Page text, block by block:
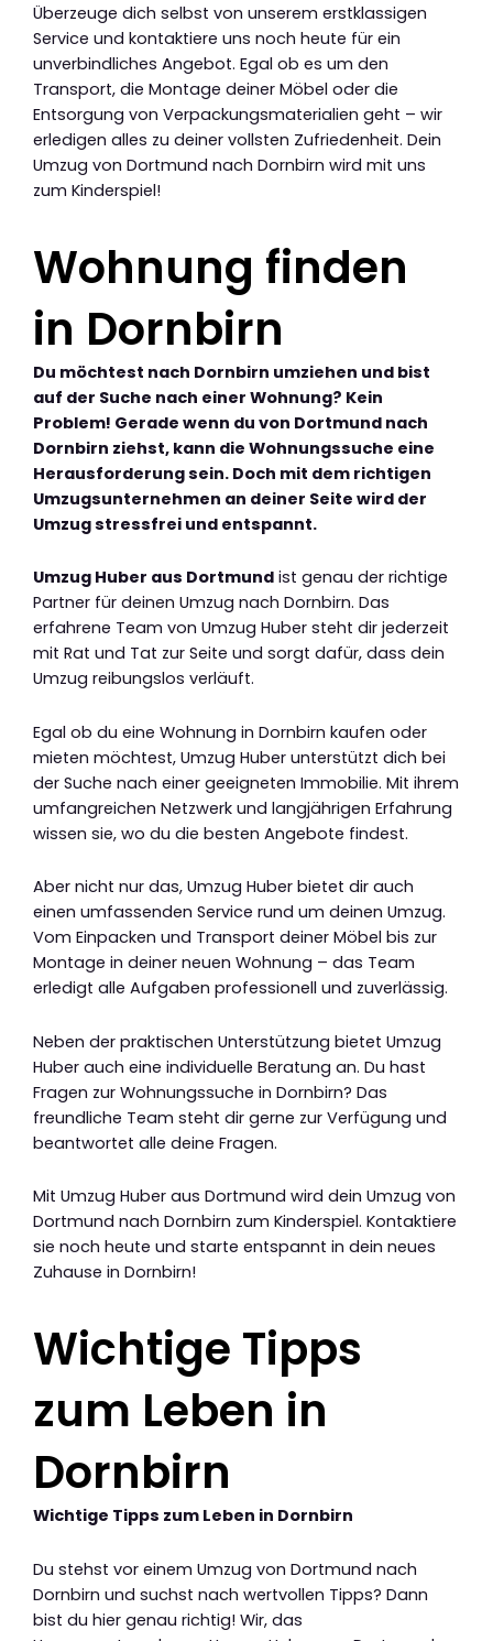
Überzeuge dich selbst von unserem erstklassigen
Service und kontaktiere uns noch heute für ein
unverbindliches Angebot. Egal ob es um den
Transport, die Montage deiner Möbel oder die
Entsorgung von Verpackungsmaterialien geht – wir
erledigen alles zu deiner vollsten Zufriedenheit. Dein
Umzug von Dortmund nach Dornbirn wird mit uns
zum Kinderspiel!
Wohnung finden
in Dornbirn
Du möchtest nach Dornbirn umziehen und bist
auf der Suche nach einer Wohnung? Kein
Problem! Gerade wenn du von Dortmund nach
Dornbirn ziehst, kann die Wohnungssuche eine
Herausforderung sein. Doch mit dem richtigen
Umzugsunternehmen an deiner Seite wird der
Umzug stressfrei und entspannt.
Umzug Huber aus Dortmund ist genau der richtige
Partner für deinen Umzug nach Dornbirn. Das
erfahrene Team von Umzug Huber steht dir jederzeit
mit Rat und Tat zur Seite und sorgt dafür, dass dein
Umzug reibungslos verläuft.
Egal ob du eine Wohnung in Dornbirn kaufen oder
mieten möchtest, Umzug Huber unterstützt dich bei
der Suche nach einer geeigneten Immobilie. Mit ihrem
umfangreichen Netzwerk und langjährigen Erfahrung
wissen sie, wo du die besten Angebote findest.
Aber nicht nur das, Umzug Huber bietet dir auch
einen umfassenden Service rund um deinen Umzug.
Vom Einpacken und Transport deiner Möbel bis zur
Montage in deiner neuen Wohnung – das Team
erledigt alle Aufgaben professionell und zuverlässig.
Neben der praktischen Unterstützung bietet Umzug
Huber auch eine individuelle Beratung an. Du hast
Fragen zur Wohnungssuche in Dornbirn? Das
freundliche Team steht dir gerne zur Verfügung und
beantwortet alle deine Fragen.
Mit Umzug Huber aus Dortmund wird dein Umzug von
Dortmund nach Dornbirn zum Kinderspiel. Kontaktiere
sie noch heute und starte entspannt in dein neues
Zuhause in Dornbirn!
Wichtige Tipps
zum Leben in
Dornbirn
Wichtige Tipps zum Leben in Dornbirn
Du stehst vor einem Umzug von Dortmund nach
Dornbirn und suchst nach wertvollen Tipps? Dann
bist du hier genau richtig! Wir, das